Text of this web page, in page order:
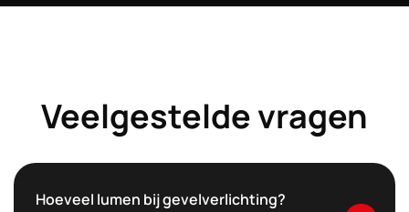
Veelgestelde vragen
Hoeveel lumen bij gevelverlichting?